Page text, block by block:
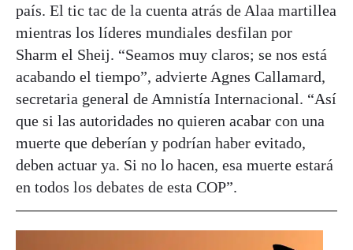
país. El tic tac de la cuenta atrás de Alaa martillea
mientras los líderes mundiales desfilan por
Sharm el Sheij. “Seamos muy claros; se nos está
acabando el tiempo”, advierte Agnes Callamard,
secretaria general de Amnistía Internacional. “Así
que si las autoridades no quieren acabar con una
muerte que deberían y podrían haber evitado,
deben actuar ya. Si no lo hacen, esa muerte estará
en todos los debates de esta COP”.